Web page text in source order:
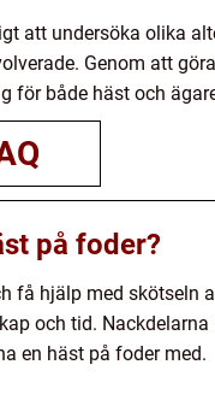
att undersöka olika
Genom att
för både häst och
på foder?
få hjälp med skötseln
och tid.
en häst på foder med.